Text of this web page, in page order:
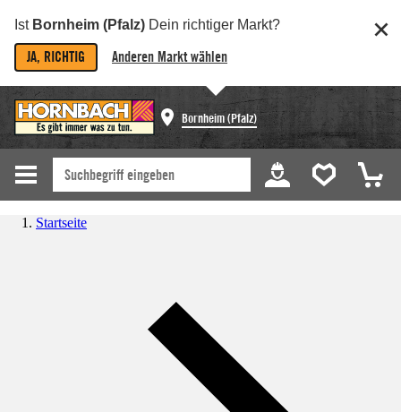
Ist Bornheim (Pfalz) Dein richtiger Markt?
JA, RICHTIG Anderen Markt wählen
Bornheim (Pfalz)
Startseite